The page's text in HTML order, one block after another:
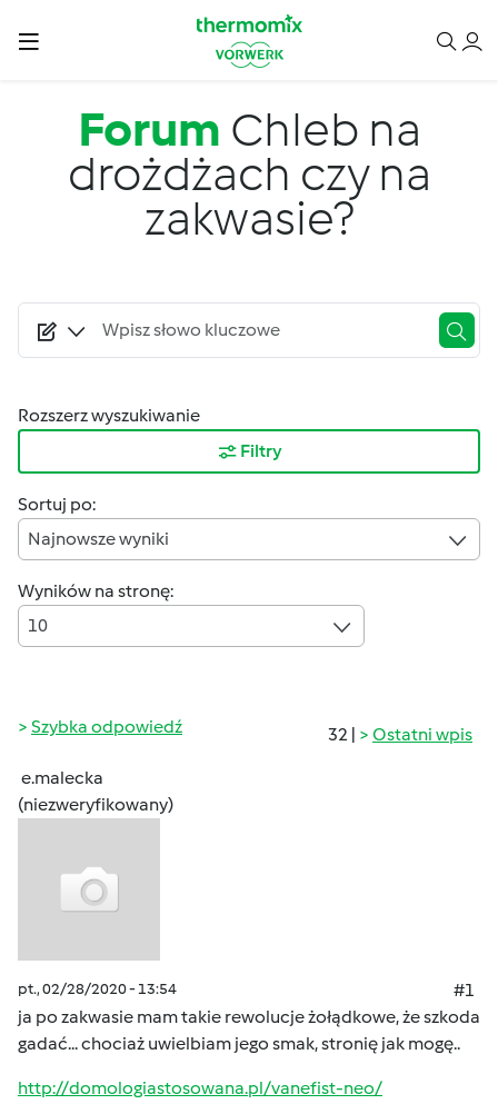
Forum Chleb na
drożdżach czy na
zakwasie?
Rozszerz wyszukiwanie
Filtry
Sortuj po:
Najnowsze wyniki
Wyników na stronę:
10
32 | Ostatni wpis
Szybka odpowiedź
e.malecka
(niezweryfikowany)
pt., 02/28/2020 - 13:54
#1
ja po zakwasie mam takie rewolucje żołądkowe, że szkoda
gadać... chociaż uwielbiam jego smak, stronię jak mogę..
http://domologiastosowana.pl/vanefist-neo/